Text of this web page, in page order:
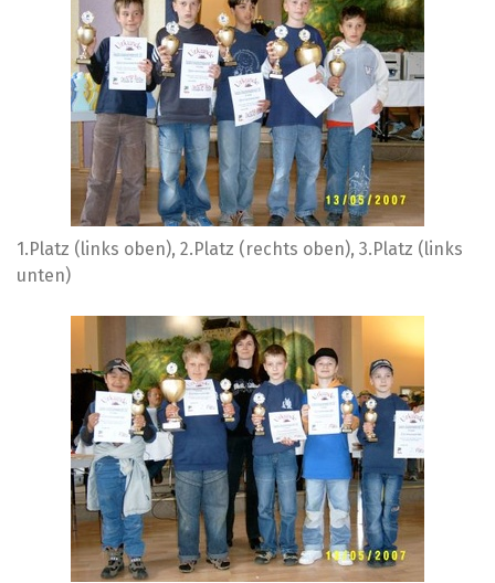
1.Platz (links oben), 2.Platz (rechts oben), 3.Platz (links
unten)